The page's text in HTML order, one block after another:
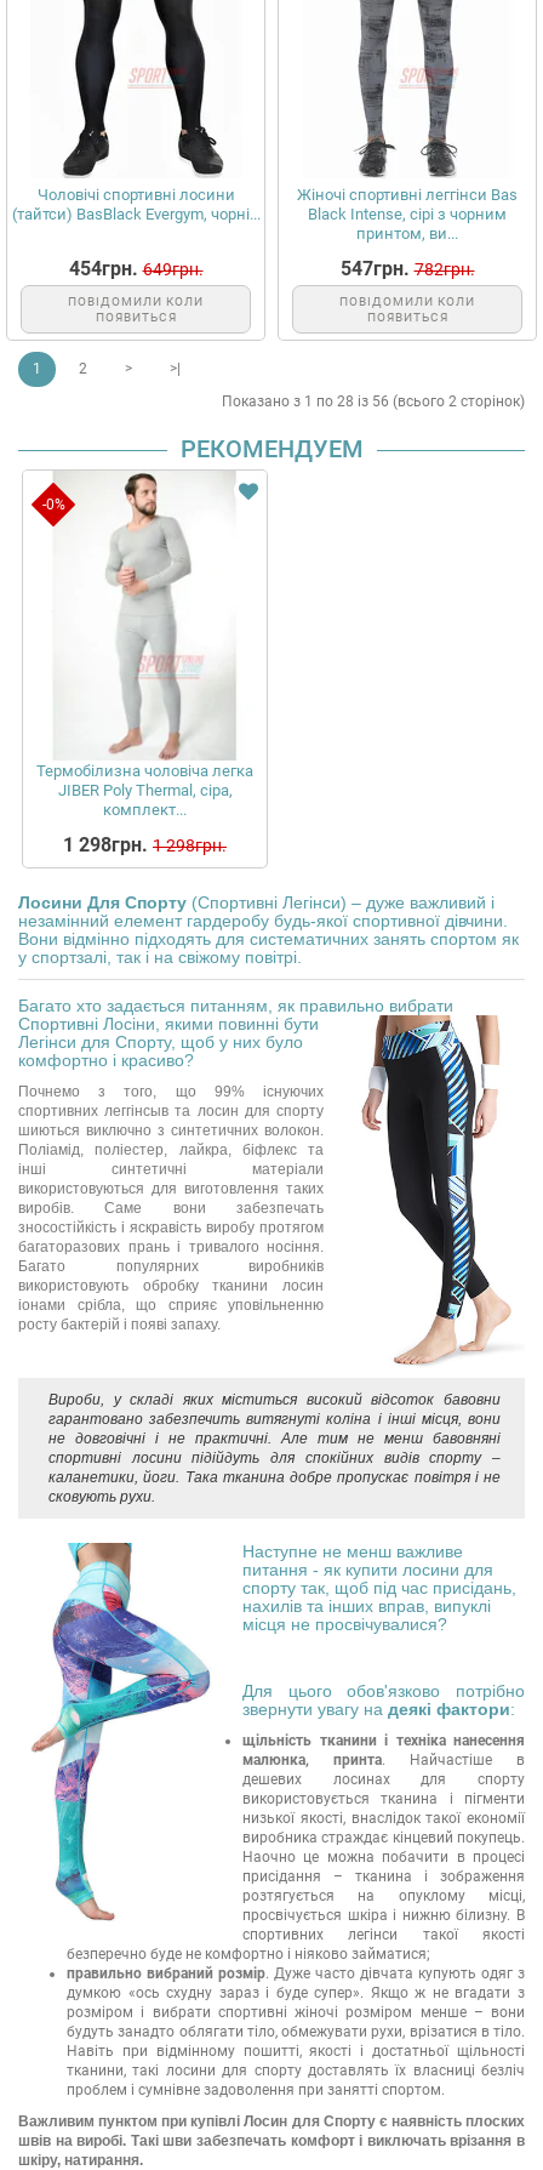
Чоловічі спортивні лосини
(тайтси) BasBlack Evergym, чорні...
454грн. 649грн.
ПОВІДОМИЛИ КОЛИ
ПОЯВИТЬСЯ
Жіночі спортивні леггінси Bas
Black Intense, сірі з чорним
принтом, ви...
547грн. 782грн.
ПОВІДОМИЛИ КОЛИ
ПОЯВИТЬСЯ
1 2 >
>|
Показано з 1 по 28 із 56 (всього 2 сторінок)
РЕКОМЕНДУЕМ
-0%
Термобілизна чоловіча легка
JIBER Poly Thermal, сіра,
комплект...
1 298грн. 1 298грн.
Лосини Для Спорту (Спортивні Легінси) – дуже важливий і
незамінний елемент гардеробу будь-якої спортивної дівчини.
Вони відмінно підходять для систематичних занять спортом як
у спортзалі, так і на свіжому повітрі.
Багато хто задається питанням, як правильно вибрати
Спортивні Лосіни, якими повинні бути
Легінси для Спорту, щоб у них було
комфортно і красиво?
Почнемо з того, що 99% існуючих
спортивних леггінсыв та лосин для спорту
шиються виключно з синтетичних волокон.
Поліамід, поліестер, лайкра, біфлекс та
інші синтетичні матеріали
використовуються для виготовлення таких
виробів. Саме вони забезпечать
зносостійкість і яскравість виробу протягом
багаторазових прань і тривалого носіння.
Багато популярних виробників
використовують обробку тканини лосин
іонами срібла, що сприяє уповільненню
росту бактерій і появі запаху.
Вироби, у складі яких міститься високий відсоток бавовни
гарантовано забезпечить витягнуті коліна і інші місця, вони
не довговічні і не практичні. Але тим не менш бавовняні
спортивні лосини підійдуть для спокійних видів спорту –
каланетики, йоги. Така тканина добре пропускає повітря і не
сковують рухи.
Наступне не менш важливе
питання - як купити лосини для
спорту так, щоб під час присідань,
нахилів та інших вправ, випуклі
місця не просвічувалися?
Для цього обов'язково потрібно
звернути увагу на деякі фактори:
щільність тканини і техніка нанесення
малюнка, принта. Найчастіше в
дешевих лосинах для спорту
використовується тканина і пігменти
низької якості, внаслідок такої економії
виробника страждає кінцевий покупець.
Наочно це можна побачити в процесі
присідання – тканина і зображення
розтягується на опуклому місці,
просвічується шкіра і нижню білизну. В
спортивних легінси такої якості
безперечно буде не комфортно і ніяково займатися;
правильно вибраний розмір. Дуже часто дівчата купують одяг з
думкою «ось схудну зараз і буде супер». Якщо ж не вгадати з
розміром і вибрати спортивні жіночі розміром менше – вони
будуть занадто облягати тіло, обмежувати рухи, врізатися в тіло.
Навіть при відмінному пошитті, якості і достатньої щільності
тканини, такі лосини для спорту доставлять їх власниці безліч
проблем і сумнівне задоволення при занятті спортом.
Важливим пунктом при купівлі Лосин для Спорту є наявність плоских
швів на виробі. Такі шви забезпечать комфорт і виключать врізання в
шкіру, натирання.